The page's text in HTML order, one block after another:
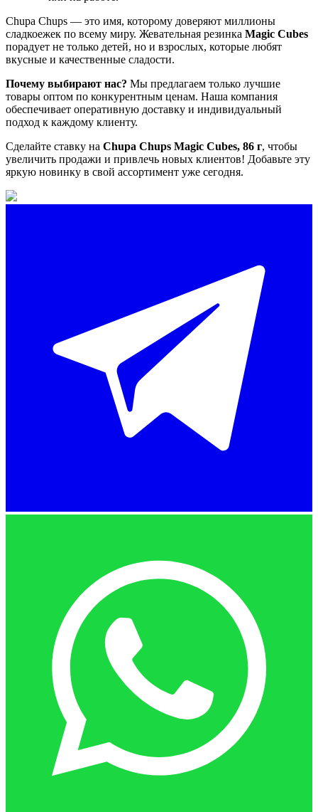
Chupa Chups — это имя, которому доверяют миллионы
сладкоежек по всему миру. Жевательная резинка Magic Cubes
порадует не только детей, но и взрослых, которые любят
вкусные и качественные сладости.
Почему выбирают нас? Мы предлагаем только лучшие
товары оптом по конкурентным ценам. Наша компания
обеспечивает оперативную доставку и индивидуальный
подход к каждому клиенту.
Сделайте ставку на Chupa Chups Magic Cubes, 86 г, чтобы
увеличить продажи и привлечь новых клиентов! Добавьте эту
яркую новинку в свой ассортимент уже сегодня.